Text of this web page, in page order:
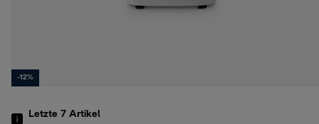
-12%
Letzte 7 Artikel